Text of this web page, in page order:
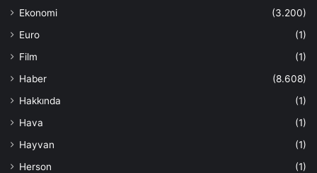
Ekonomi
(3.200)
Euro
(1)
Film
(1)
Haber
(8.608)
Hakkında
(1)
Hava
(1)
Hayvan
(1)
Herson
(1)